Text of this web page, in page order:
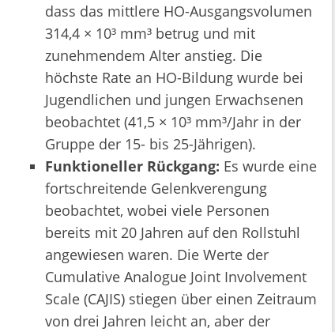
dass das mittlere HO-Ausgangsvolumen
314,4 × 10³ mm³ betrug und mit
zunehmendem Alter anstieg. Die
höchste Rate an HO-Bildung wurde bei
Jugendlichen und jungen Erwachsenen
beobachtet (41,5 × 10³ mm³/Jahr in der
Gruppe der 15- bis 25-Jährigen).
Funktioneller Rückgang: Es wurde eine
fortschreitende Gelenkverengung
beobachtet, wobei viele Personen
bereits mit 20 Jahren auf den Rollstuhl
angewiesen waren. Die Werte der
Cumulative Analogue Joint Involvement
Scale (CAJIS) stiegen über einen Zeitraum
von drei Jahren leicht an, aber der